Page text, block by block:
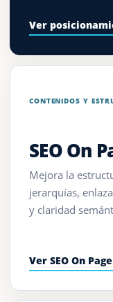
Ver
CONTENIDOS Y
SEO On
Mejora la
jerarquías,
y claridad
Ver SEO On